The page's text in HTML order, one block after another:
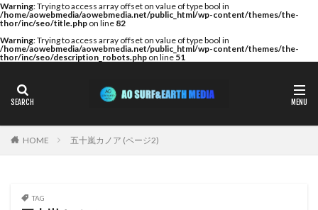
Warning: Trying to access array offset on value of type bool in
/home/aowebmedia/aowebmedia.net/public_html/wp-content/themes/the-
thor/inc/seo/title.php on line 82
Warning: Trying to access array offset on value of type bool in
/home/aowebmedia/aowebmedia.net/public_html/wp-content/themes/the-
thor/inc/seo/description_robots.php on line51
HOME 五十嵐カノア (ページ2)
TAG
Harlem Surfboards
HOBIE
HURLEY
HYUGA PRO
Indonesia
ISA World Longboard Championship
Japan Open of Surfing
Java
John John Florence
Justice Surfboards
Kenji Custom Design
KILLER SURF
KILLER SURF 宮崎
Krui Pro